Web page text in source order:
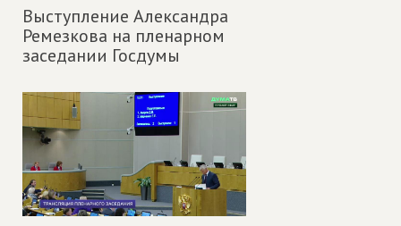
Выступление Александра
Ремезкова на пленарном
заседании Госдумы